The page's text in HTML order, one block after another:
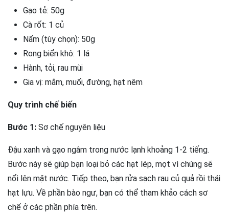
Gạo tẻ: 50g
Cà rốt: 1 củ
Nấm (tùy chọn): 50g
Rong biển khô: 1 lá
Hành, tỏi, rau mùi
Gia vị: mắm, muối, đường, hạt nêm
Quy trình chế biến
Bước 1: Sơ chế nguyên liệu
Đậu xanh và gạo ngâm trong nước lạnh khoảng 1-2 tiếng.
Bước này sẽ giúp bạn loại bỏ các hạt lép, mọt vì chúng sẽ
nổi lên mặt nước. Tiếp theo, bạn rửa sạch rau củ quả rồi thái
hạt lựu. Về phần bào ngư, bạn có thể tham khảo cách sơ
chế ở các phần phía trên.